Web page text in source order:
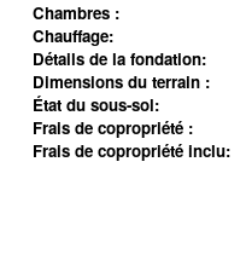
Chambres :
Chauffage:
Détails de la fondation:
Dimensions du terrain :
État du sous-sol:
Frais de copropriété :
Frais de copropriété inclu: